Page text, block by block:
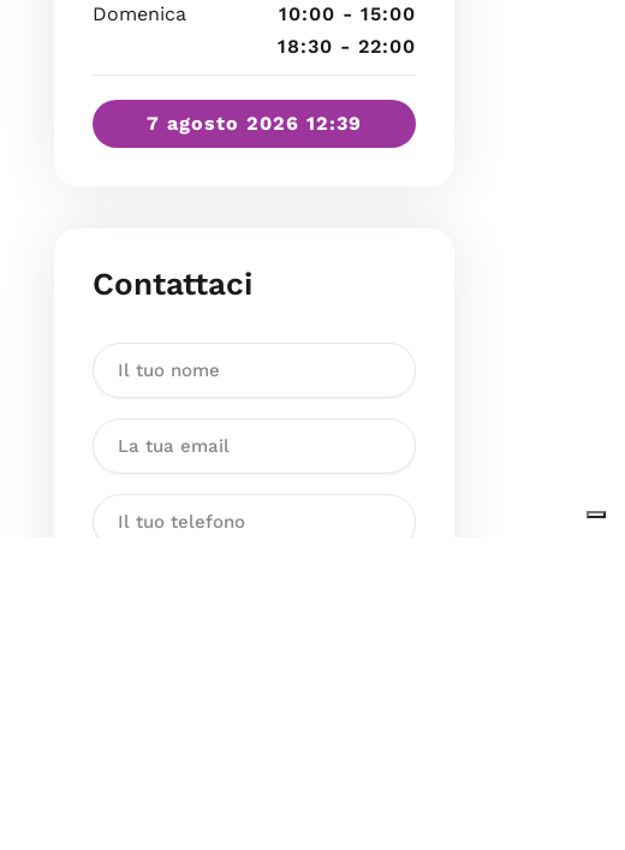
Domenica
10:00 - 15:00
18:30 - 22:00
7 agosto 2026 12:39
Contattaci